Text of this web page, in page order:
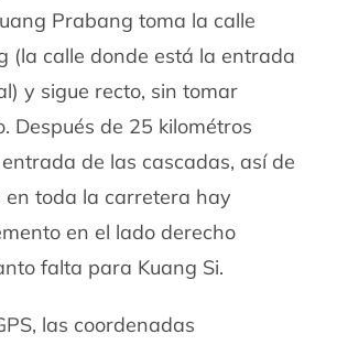
Prabang toma la calle
(la calle donde está la entrada
y sigue recto, sin tomar
Después de 25 kilométros
de las cascadas, así de
en toda la carretera hay
en el lado derecho
falta para Kuang Si.
las coordenadas